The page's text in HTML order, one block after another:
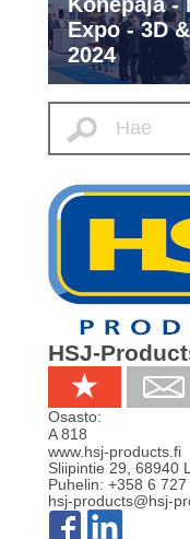
Expo - 3D
2024
HSJ-
Osasto:
A 818
www.hsj-products.fi
Sliipintie 29 68940
Puhelin: +358 6 727
hsj-products@hsj-